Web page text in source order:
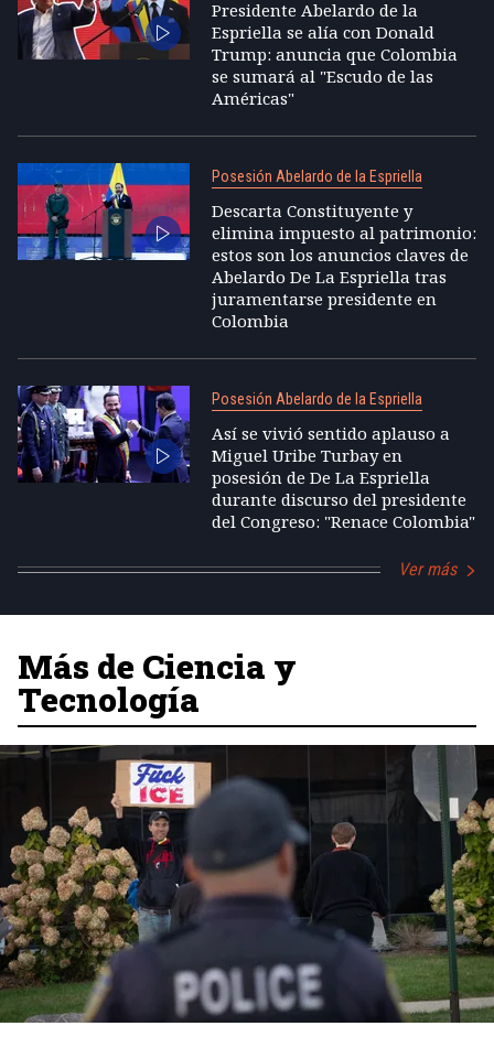
Presidente Abelardo de la
Espriella se alía con Donald
Trump: anuncia que Colombia
se sumará al "Escudo de las
Américas"
Posesión Abelardo de la Espriella
Descarta Constituyente y
elimina impuesto al patrimonio:
estos son los anuncios claves de
Abelardo De La Espriella tras
juramentarse presidente en
Colombia
Posesión Abelardo de la Espriella
Así se vivió sentido aplauso a
Miguel Uribe Turbay en
posesión de De La Espriella
durante discurso del presidente
del Congreso: "Renace Colombia"
Ver más
Más de Ciencia y
Tecnología